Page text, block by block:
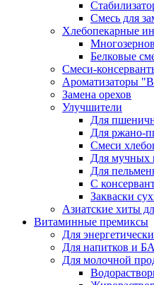
Смесь для
Хлебопекарные
Белковые
Смеси-
Ароматизаторы
Замена орехов
Улучшители
Для
Для ржано-
Смеси
Для мучных
Для
С
Закваски
Азиатские хиты
Витаминные премиксы
Для
Для напитков и
Для молочной